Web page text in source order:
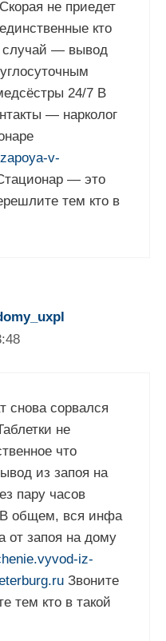
не приедет
кто
случай — вывод
24/7 В
— нарколог
v-
— это
тем кто в
снова сорвался
не
что
из запоя на
пару часов
В общем, вся инфа
от запоя на дому
iz-
Звоните
тем кто в такой